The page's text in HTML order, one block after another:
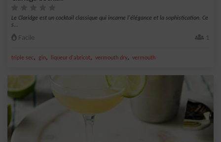
Le Claridge est un cocktail classique qui incarne l'élégance et la sophistication. Ce
s...
Facile 1
triple sec, gin, liqueur d'abricot, vermouth dry, vermouth